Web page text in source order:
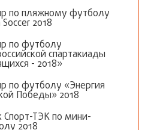
по пляжному футболу
Soccer 2018
по футболу
спартакиады
- 2018»
по футболу «Энергия
Победы» 2018
Спорт-ТЭК по мини-
2018